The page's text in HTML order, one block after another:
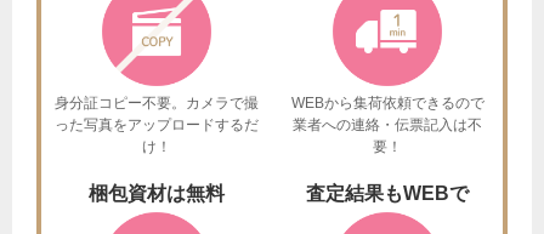
身分証コピー不要。カメラで撮
った写真をアップロードするだ
け！
WEBから集荷依頼できるので
業者への連絡・伝票記入は不
要！
梱包資材は無料 査定結果もWEBで